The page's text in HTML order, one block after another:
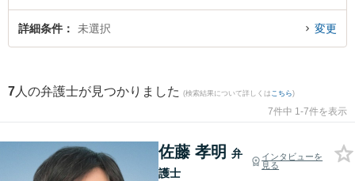
名・住所・電話番号が不明な詐欺師のトラブルを今すぐに弁護士に相談した
い』『本名・住所・電話番号が不明な詐欺師のトラブル解決の実績豊富な近く
詳細条件 未選択 変更
7 人の弁護士が見つかりました (検索結果について詳しくは こちら)
7件中 1-7件を表示
佐藤 孝明 弁
護士
インタビューを
見る